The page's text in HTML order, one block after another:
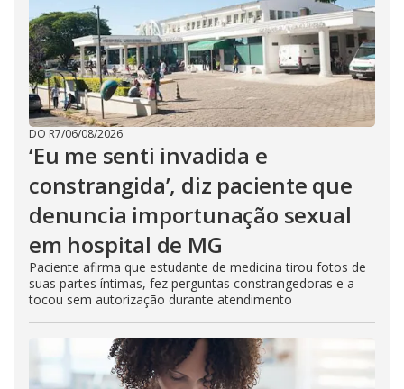
DO R7/06/08/2026
‘Eu me senti invadida e
constrangida’, diz paciente que
denuncia importunação sexual
em hospital de MG
Paciente afirma que estudante de medicina tirou fotos de
suas partes íntimas, fez perguntas constrangedoras e a
tocou sem autorização durante atendimento